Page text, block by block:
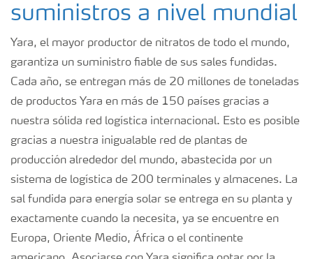
suministros a nivel mundial
Yara, el mayor productor de nitratos de todo el mundo,
garantiza un suministro fiable de sus sales fundidas.
Cada año, se entregan más de 20 millones de toneladas
de productos Yara en más de 150 países gracias a
nuestra sólida red logística internacional. Esto es posible
gracias a nuestra inigualable red de plantas de
producción alrededor del mundo, abastecida por un
sistema de logística de 200 terminales y almacenes. La
sal fundida para energía solar se entrega en su planta y
exactamente cuando la necesita, ya se encuentre en
Europa, Oriente Medio, África o el continente